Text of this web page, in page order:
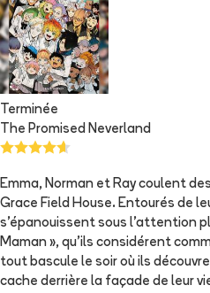
Terminée
The Promised Neverland
Emma, Norman et Ray coulent
Grace Field House. Entourés de
s'épanouissent sous l'attention
Maman », qu'ils considérent
tout bascule le soir où ils
cache derrière la façade de leur